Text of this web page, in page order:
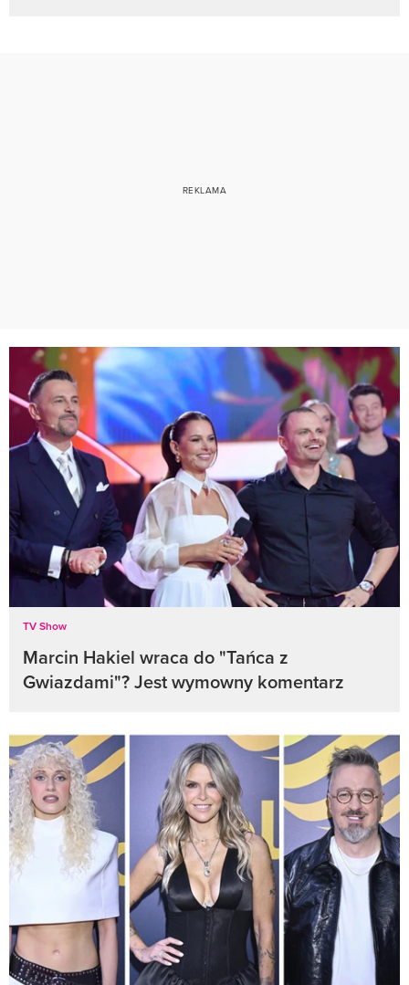
TV Show
Marcin Hakiel wraca do "Tańca z
Gwiazdami"? Jest wymowny komentarz